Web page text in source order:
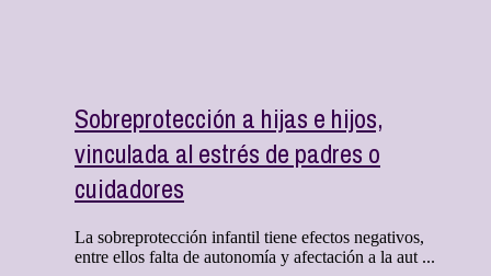
Sobreprotección a hijas e hijos,
vinculada al estrés de padres o
cuidadores
La sobreprotección infantil tiene efectos negativos,
entre ellos falta de autonomía y afectación a la aut ...